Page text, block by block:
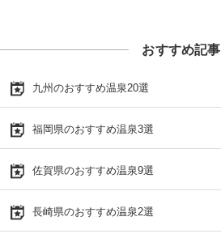
おすすめ記事
九州のおすすめ温泉20選
福岡県のおすすめ温泉3選
佐賀県のおすすめ温泉9選
長崎県のおすすめ温泉2選